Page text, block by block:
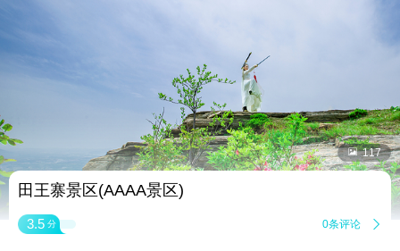
 117
田王寨景区(AAAA景区)
3.5 分 0条评论 